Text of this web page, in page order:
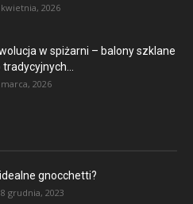
kwietnia, 2026
w spiżarni – balony szklane
2026
gnocchetti?
grudnia, 2023